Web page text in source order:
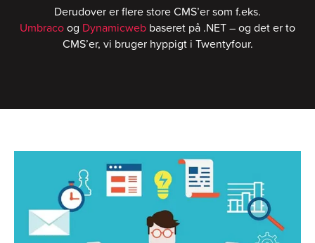
Derudover er flere store CMS’er som f.eks.
Umbracoog Dynamicweb baseret på .NET – og det er to
CMS’er, vi bruger hyppigt i Twentyfour.